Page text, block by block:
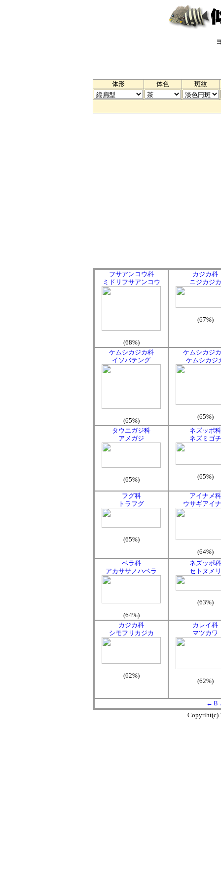
体形 体色 斑紋
フサアンコウ科
ミドリフサアンコウ
(68%)
カジカ科
ニジカジカ
(67%)
ケムシカジカ科
イソバテング
(65%)
ケムシカジ
ケムシカジ
(65%)
タウエガジ科
アメガジ
(65%)
ネズッポ科
ネズミゴチ
(65%)
フグ科
トラフグ
(65%)
アイナメ科
ウサギアイ
(64%)
ベラ科
アカササノハベラ
(64%)
ネズッポ科
セトヌメリ
(63%)
カジカ科
シモフリカジカ
(62%)
カレイ科
マツカワ
(62%)
←Ｂ